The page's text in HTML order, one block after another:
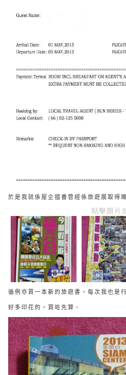
於是我就係屋企搵番曾經係旅遊展取得
點擊圖片
循例亦買一本新的旅遊書，每次我也是
好多印花的，買咗先算 。